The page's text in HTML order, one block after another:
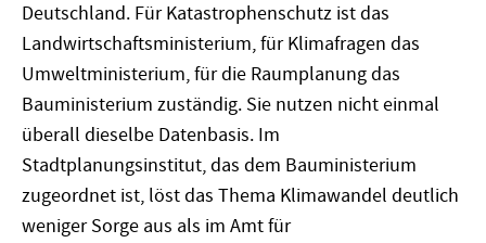
Deutschland. Für Katastrophenschutz ist das
Landwirtschaftsministerium, für Klimafragen das
Umweltministerium, für die Raumplanung das
Bauministerium zuständig. Sie nutzen nicht einmal
überall dieselbe Datenbasis. Im
Stadtplanungsinstitut, das dem Bauministerium
zugeordnet ist, löst das Thema Klimawandel deutlich
weniger Sorge aus als im Amt für